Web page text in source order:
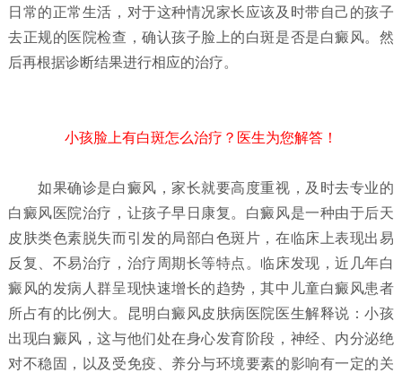
日常的正常生活，对于这种情况家长应该及时带自己的孩子
去正规的医院检查，确认孩子脸上的白斑是否是白癜风。然
后再根据诊断结果进行相应的治疗。
小孩脸上有白斑怎么治疗？医生为您解答！
如果确诊是白癜风，家长就要高度重视，及时去专业的
白癜风医院治疗，让孩子早日康复。白癜风是一种由于后天
皮肤类色素脱失而引发的局部白色斑片，在临床上表现出易
反复、不易治疗，治疗周期长等特点。临床发现，近几年白
癜风的发病人群呈现快速增长的趋势，其中儿童白癜风患者
所占有的比例大。昆明白癜风皮肤病医院医生解释说：小孩
出现白癜风，这与他们处在身心发育阶段，神经、内分泌绝
对不稳固，以及受免疫、养分与环境要素的影响有一定的关